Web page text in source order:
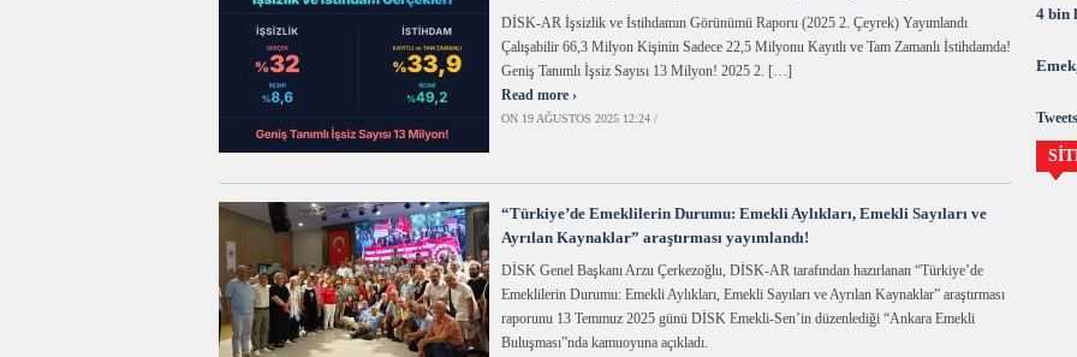
DİSK-AR İşsizlik ve İstihdamın Görünümü Raporu (2025 2. Çeyrek) Yayımlandı
Çalışabilir 66,3 Milyon Kişinin Sadece 22,5 Milyonu Kayıtlı ve Tam Zamanlı İstihdamda!
Geniş Tanımlı İşsiz Sayısı 13 Milyon! 2025 2. […]
Read more ›
ON 19 AĞUSTOS 2025 12:24 /
“Türkiye’de Emeklilerin Durumu: Emekli Aylıkları, Emekli Sayıları ve
Ayrılan Kaynaklar” araştırması yayımlandı!
DİSK Genel Başkanı Arzu Çerkezoğlu, DİSK-AR tarafından hazırlanan “Türkiye’de
Emeklilerin Durumu: Emekli Aylıkları, Emekli Sayıları ve Ayrılan Kaynaklar” araştırması
raporunu 13 Temmuz 2025 günü DİSK Emekli-Sen’in düzenlediği “Ankara Emekli
Buluşması”nda kamuoyuna açıkladı.
4 bin